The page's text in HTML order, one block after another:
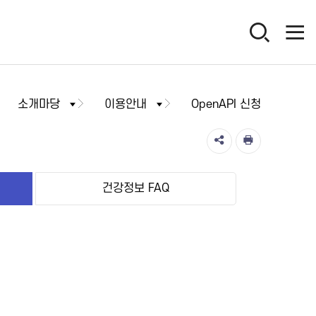
소개마당 이용안내 OpenAPI 신청
건강정보 FAQ